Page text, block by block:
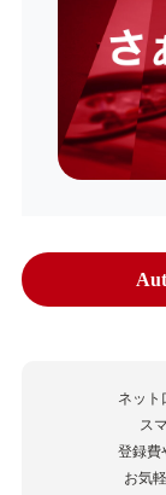
ネット
ス
登録費
お気